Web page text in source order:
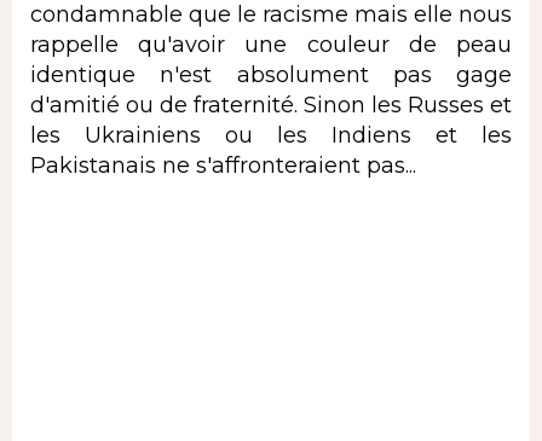
condamnable que le racisme mais elle nous
rappelle qu'avoir une couleur de peau
identique n'est absolument pas gage
d'amitié ou de fraternité. Sinon les Russes et
les Ukrainiens ou les Indiens et les
Pakistanais ne s'affronteraient pas...